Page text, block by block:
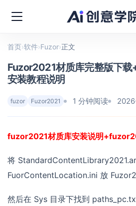
首页›软件›Fuzor›正文
Fuzor2021材质库完整版下
安装教程说明
fuzor Fuzor2021 1 分钟阅读
fuzor2021材质库安装说明
将
FuorContentLocation.ini 放
然后在 Sys 目录下找到 paths_pc.txt